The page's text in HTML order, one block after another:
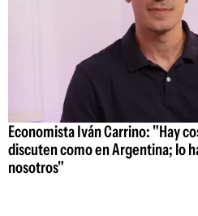
Economista Iván Carrino: "Hay
discuten como en Argentina; lo
nosotros"